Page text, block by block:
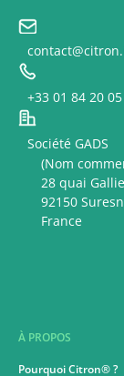
+33 01 84 20
Société GADS
(Nom
28 quai
92150
France
À PROPOS
Pourquoi Citron® ?